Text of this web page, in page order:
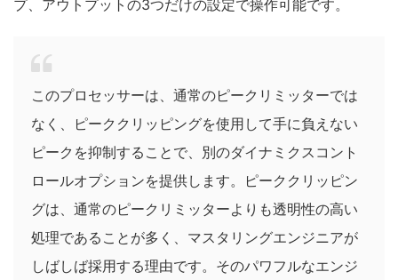
プ、アウトプットの3つだけの設定で操作可能です。
このプロセッサーは、通常のピークリミッターでは
なく、ピーククリッピングを使用して手に負えない
ピークを抑制することで、別のダイナミクスコント
ロールオプションを提供します。ピーククリッピン
グは、通常のピークリミッターよりも透明性の高い
処理であることが多く、マスタリングエンジニアが
しばしば採用する理由です。そのパワフルなエンジ